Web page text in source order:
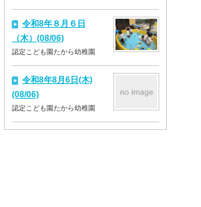
令和8年８月６日
（木）(08/06)
認定こども園たから幼稚園
令和8年8月6日(木)
(08/06)
認定こども園たから幼稚園